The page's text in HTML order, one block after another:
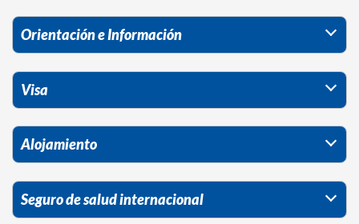
Orientación e Información
Visa
Alojamiento
Seguro de salud internacional